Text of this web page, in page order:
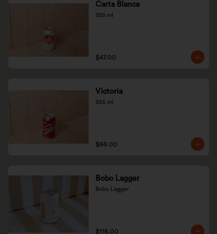
Carta Blanca
355 ml
$47.00
Victoria
355 ml
$66.00
Bobo Lagger
Bobo Lagger
$118.00